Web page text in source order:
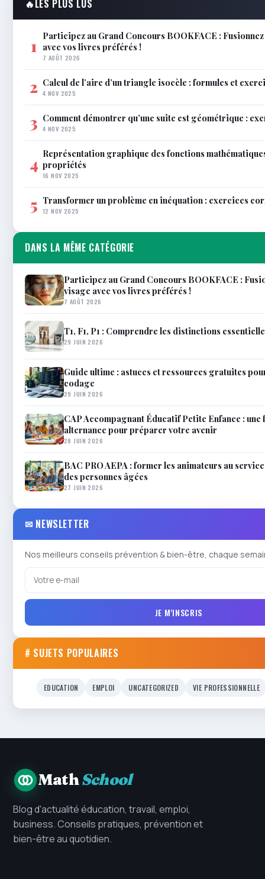
🔥 LES PLUS LUS
1
Participez au Grand Concours BOOKFACE :
avec vos livres préférés !
7 AOÛT 2026
2 Calcul de l’aire d’un triangle isocèle : formules et
4 NOV 2025
3 Comment démontrer qu’une suite est géométrique :
4 NOV 2025
4 Représentation graphique des fonctions
propriétés
16 NOV 2025
5 Transformer un problème en inéquation : exercices
12 NOV 2025
DANS LA MÊME CATÉGORIE
Participez au Grand Concours BOOKFACE :
visage avec vos livres préférés !
7 AOÛT 2026
T1, F1, P1 : Comprendre les distinctions
29 JUIN 2026
Guide ultime : astuces et ressources gratuites
codage
29 JUIN 2026
CAP Accompagnant Éducatif Petite Enfance :
alternance pour préparer votre avenir
28 JUIN 2026
BAC PRO AEPA : former les animateurs au
des personnes âgées
27 JUIN 2026
✉ NEWSLETTER
Nos meilleurs conseils prévention & bien-être, chaque
JE M'INSCRIS
# SUJETS POPULAIRES
EDUCATION EMPLOI UNCATEGORIZED VIE PROFESSIONNELLE
MathSchool
Blog d'actualité éducation, travail, emploi,
business. Conseils pratiques, prévention et
bien-être au quotidien.